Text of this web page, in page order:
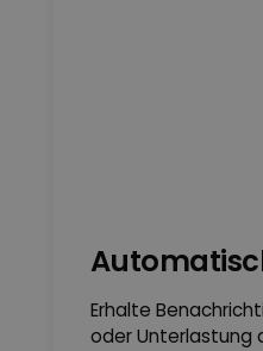
Erhalte
oder Unterlastung